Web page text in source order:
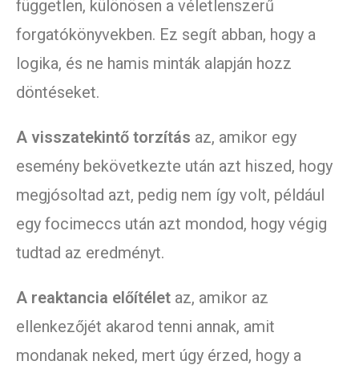
független, különösen a véletlenszerű
forgatókönyvekben. Ez segít abban, hogy a
logika, és ne hamis minták alapján hozz
döntéseket.
A visszatekintő torzítás az, amikor egy
esemény bekövetkezte után azt hiszed, hogy
megjósoltad azt, pedig nem így volt, például
egy focimeccs után azt mondod, hogy végig
tudtad az eredményt.
A reaktancia előítélet az, amikor az
ellenkezőjét akarod tenni annak, amit
mondanak neked, mert úgy érzed, hogy a